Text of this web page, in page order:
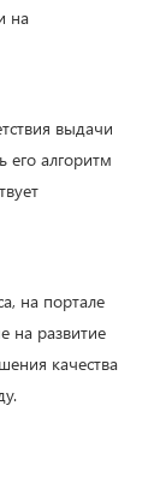
на
выдачи
его алгоритм
на портале
на развитие
качества